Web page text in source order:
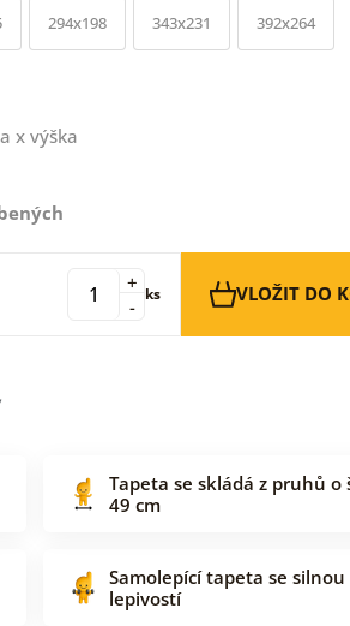
294x198 343x231 392x264
x výška
-
+ ks VLOŽIT DO
Tapeta se skládá z pruhů o
49 cm
Samolepící tapeta se silnou
lepivostí